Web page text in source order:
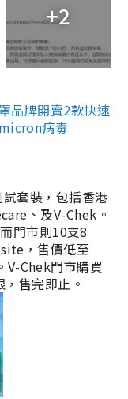
+2
品牌開賣2款快速
病毒
套裝，包括香港
、及V-Chek。
門市則10支8
，售價低至
V-Chek門市購買
售完即止。